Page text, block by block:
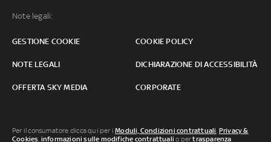
Note legali:
GESTIONE COOKIE COOKIE POLICY
NOTE LEGALI DICHIARAZIONE DI ACCESSIBILITÀ
OFFERTA SKY MEDIA CORPORATE
Per il consumatore clicca qui per iModuli, Condizioni contrattuali, Privacy &
Cookies, informazioni sulle modifiche contrattuali o pertrasparenza